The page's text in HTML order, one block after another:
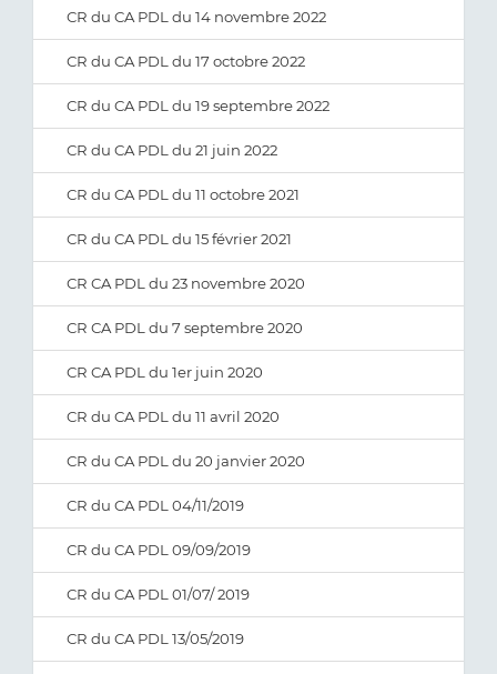
CR du CA PDL du 14 novembre 2022
CR du CA PDL du 17 octobre 2022
CR du CA PDL du 19 septembre 2022
CR du CA PDL du 21 juin 2022
CR du CA PDL du 11 octobre 2021
CR du CA PDL du 15 février 2021
CR CA PDL du 23 novembre 2020
CR CA PDL du 7 septembre 2020
CR CA PDL du 1er juin 2020
CR du CA PDL du 11 avril 2020
CR du CA PDL du 20 janvier 2020
CR du CA PDL 04/11/2019
CR du CA PDL 09/09/2019
CR du CA PDL 01/07/ 2019
CR du CA PDL 13/05/2019